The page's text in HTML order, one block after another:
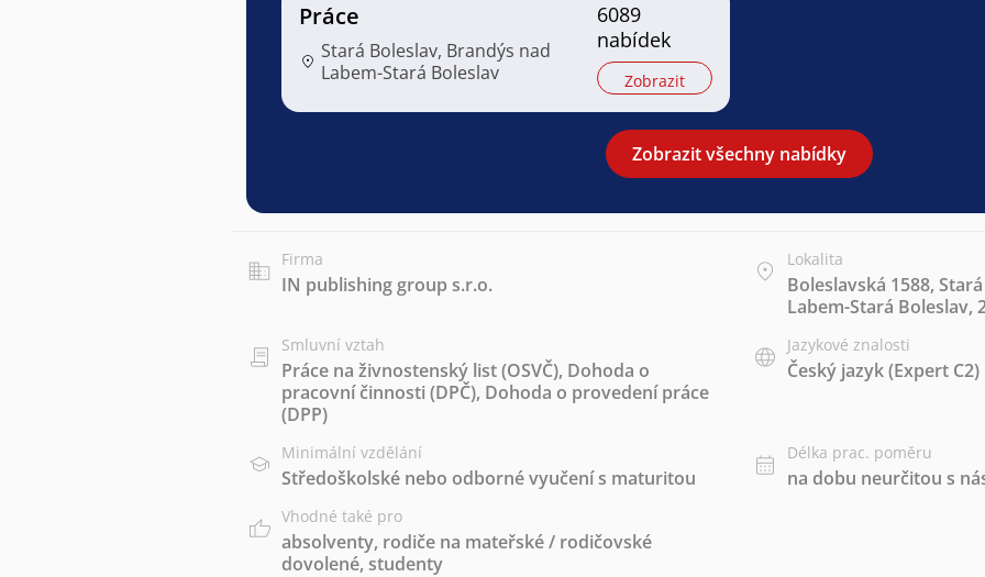
Práce
Stará Boleslav, Brandýs nad
Labem-Stará Boleslav
6089
nabídek
Zobrazit
Zobrazit všechny nabídky
Firma
IN publishing group s.r.o.
Lokalita
Boleslavská 1588,
Labem-Stará Boleslav,
Smluvní vztah
Práce na živnostenský list (OSVČ), Dohoda o
pracovní činnosti (DPČ), Dohoda o provedení práce
(DPP)
Jazykové znalosti
Český jazyk(Expert C2)
Minimální vzdělání
Středoškolské nebo odborné vyučení s maturitou
Délka prac. poměru
na dobu neurčitou s
Vhodné také pro
absolventy, rodiče na mateřské / rodičovské
dovolené, studenty